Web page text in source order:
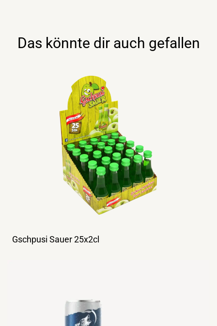
Das könnte dir auch gefallen
Gschpusi Sauer 25x2cl